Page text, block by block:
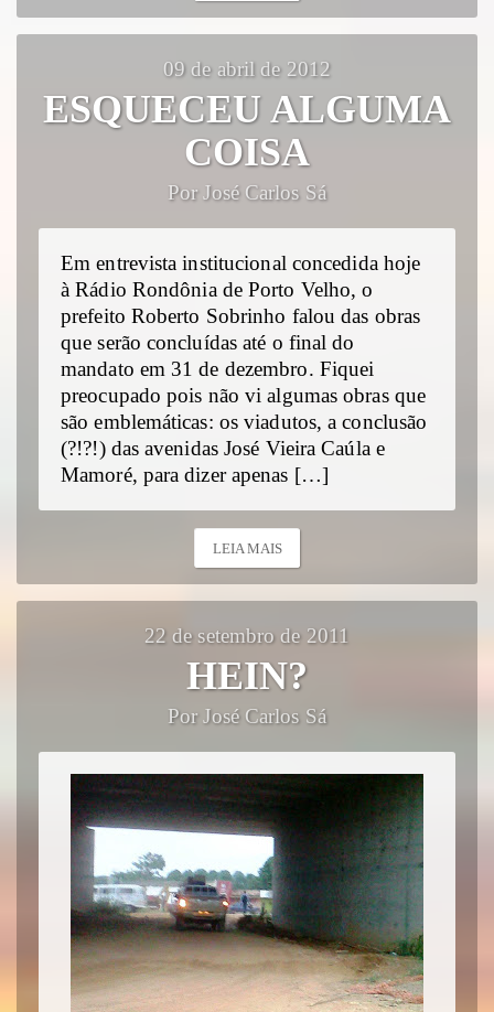
09 de abril de 2012
ESQUECEU ALGUMA
COISA
Por José Carlos Sá
Em entrevista institucional concedida hoje
à Rádio Rondônia de Porto Velho, o
prefeito Roberto Sobrinho falou das obras
que serão concluídas até o final do
mandato em 31 de dezembro. Fiquei
preocupado pois não vi algumas obras que
são emblemáticas: os viadutos, a conclusão
(?!?!) das avenidas José Vieira Caúla e
Mamoré, para dizer apenas […]
LEIA MAIS
22 de setembro de 2011
HEIN?
Por José Carlos Sá